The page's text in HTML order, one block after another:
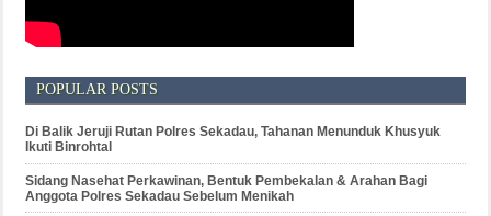
POPULAR POSTS
Di Balik Jeruji Rutan Polres Sekadau, Tahanan Menunduk Khusyuk
Ikuti Binrohtal
Sidang Nasehat Perkawinan, Bentuk Pembekalan & Arahan Bagi
Anggota Polres Sekadau Sebelum Menikah